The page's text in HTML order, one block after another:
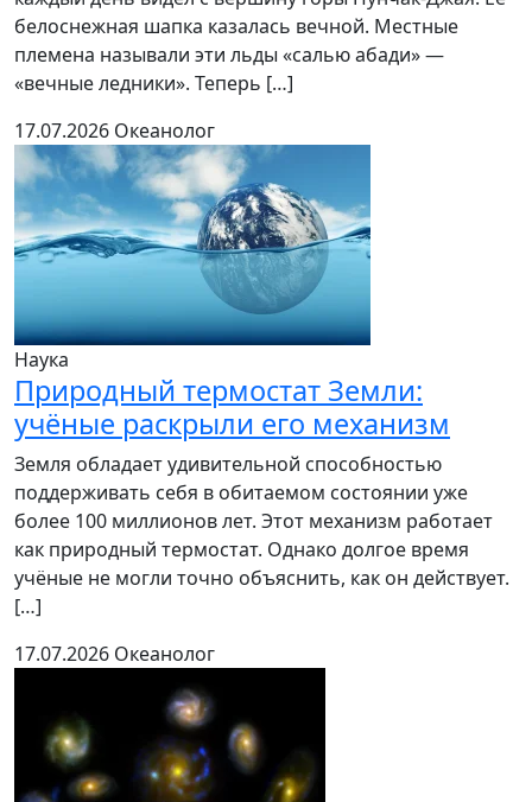
белоснежная шапка казалась вечной. Местные
племена называли эти льды «салью абади» —
«вечные ледники». Теперь […]
17.07.2026 Океанолог
Наука
Природный термостат Земли:
учёные раскрыли его механизм
Земля обладает удивительной способностью
поддерживать себя в обитаемом состоянии уже
более 100 миллионов лет. Этот механизм работает
как природный термостат. Однако долгое время
учёные не могли точно объяснить, как он действует.
[…]
17.07.2026 Океанолог